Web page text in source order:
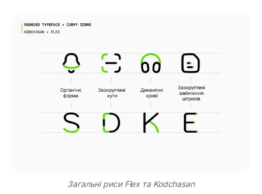
Загальні риси Flex та Kodchasan